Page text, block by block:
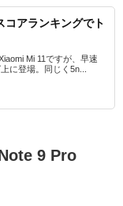
アランキングでト
Mi 11ですが、早速
に登場。同じく5n...
9 Pro